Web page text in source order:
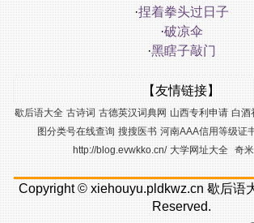
·捏着拳头过日子
·破凉伞
·黑瞎子敲门
【友情链接】
歇后语大全 古诗词 古德英汉词典网 山西专利申请 白酒
图分类号在线查询 搜搜医书 河南AAA信用等级证
http://blog.evwkko.cn/ 大学网址大全 奇
Copyright ©xiehouyu.pldkwz.cn 歇后语
Reserved.